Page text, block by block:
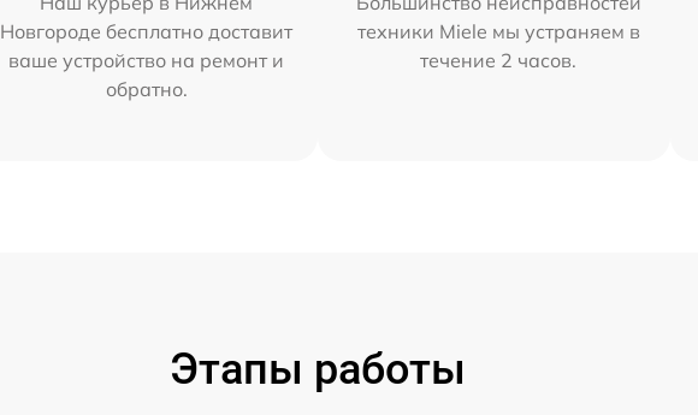
Новгороде бесплатно доставит
ваше устройство на ремонт и
обратно.
техники Miele мы устраняем в
течение 2 часов.
Этапы работы